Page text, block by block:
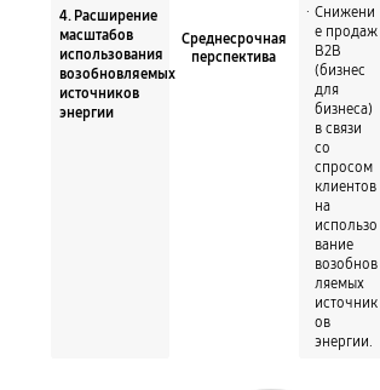
4. Расширение
масштабов
использования
возобновляемых
источников
энергии
Среднесрочная
перспектива
Снижени
е продаж
B2B
(бизнес
для
бизнеса)
в связи
со
спросом
клиентов
на
использо
вание
возобнов
ляемых
источник
ов
энергии.